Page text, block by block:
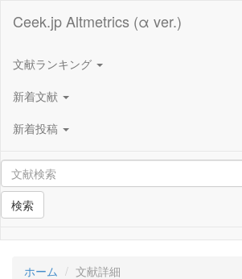
Ceek.jp Altmetrics (α ver.)
文献ランキング
新着文献
新着投稿
検索
ホーム 文献詳細